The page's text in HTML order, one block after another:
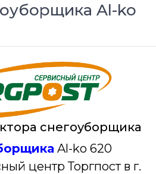
Al-ko
снегоуборщика
Al-ko 620
центр Торгпост в г.